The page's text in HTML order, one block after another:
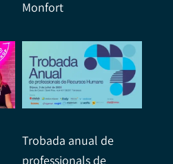
Monfort
Trobada anual de
professionals de